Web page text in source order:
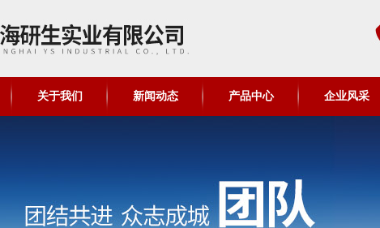
关于我们 新闻动态 产品中心 企业风采